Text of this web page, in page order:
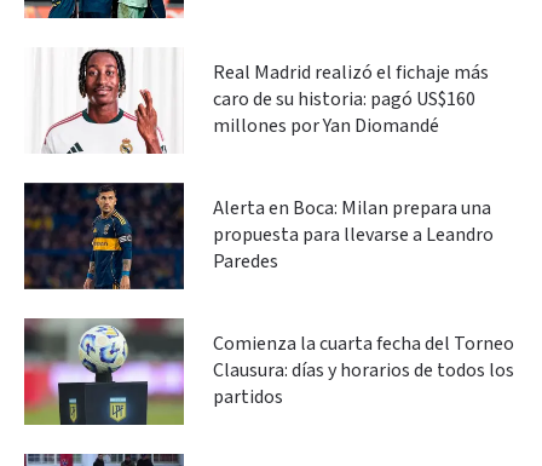
Real Madrid realizó el fichaje más
caro de su historia: pagó US$160
millones por Yan Diomandé
Alerta en Boca: Milan prepara una
propuesta para llevarse a Leandro
Paredes
Comienza la cuarta fecha del Torneo
Clausura: días y horarios de todos los
partidos